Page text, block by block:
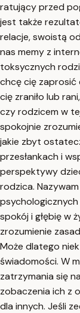
ratujący przed
jest także
relacje, swoistą
nas memy z
toksycznych
chcę cię zaprosić
cię zraniło lub
czy rodzicem w
spokojnie
jakie zbyt
przesłankach i
perspektywy
rodzica.
spokój i głębię w
zrozumienie
Może dlatego
świadomości. W
zatrzymania się
zobaczenia ich z
dla innych. Jeśli